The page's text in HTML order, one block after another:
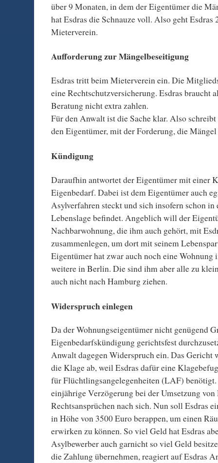
über 9 Monaten, in dem der Eigentümer die
hat Esdras die Schnauze voll. Also geht Esdras
Mieterverein.
Aufforderung zur Mängelbeseitigung
Esdras tritt beim Mieterverein ein. Die
eine Rechtschutzversicherung. Esdras braucht
Beratung nicht extra zahlen.
Für den Anwalt ist die Sache klar. Also
den Eigentümer, mit der Forderung, die
Kündigung
Daraufhin antwortet der Eigentümer mit einer
Eigenbedarf. Dabei ist dem Eigentümer auch
Asylverfahren steckt und sich insofern schon
Lebenslage befindet. Angeblich will der
Nachbarwohnung, die ihm auch gehört, mit
zusammenlegen, um dort mit seinem
Eigentümer hat zwar auch noch eine Wohnung
weitere in Berlin. Die sind ihm aber alle zu
auch nicht nach Hamburg ziehen.
Widerspruch einlegen
Da der Wohnungseigentümer nicht genügend
Eigenbedarfskündigung gerichtsfest
Anwalt dagegen Widerspruch ein. Das Gericht
die Klage ab, weil Esdras dafür eine
für Flüchtlingsangelegenheiten (LAF) benötigt.
einjährige Verzögerung bei der Umsetzung von
Rechtsansprüchen nach sich. Nun soll Esdras
in Höhe von 3500 Euro berappen, um einen
erwirken zu können. So viel Geld hat Esdras
Asylbewerber auch garnicht so viel Geld
die Zahlung übernehmen, reagiert auf Esdras